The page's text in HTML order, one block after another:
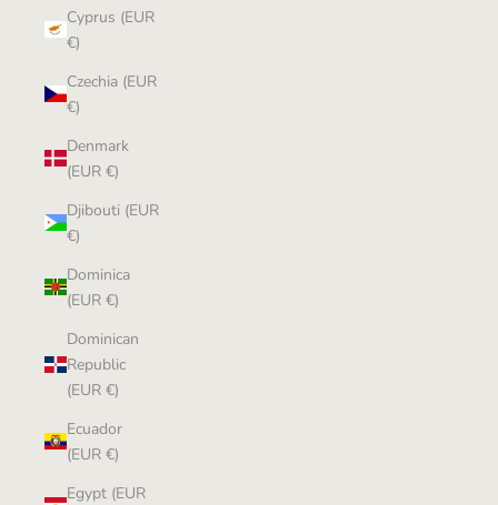
Cyprus (EUR
€)
Czechia (EUR
€)
Denmark
(EUR €)
Djibouti (EUR
€)
Dominica
(EUR €)
Dominican
Republic
(EUR €)
Ecuador
(EUR €)
Egypt (EUR